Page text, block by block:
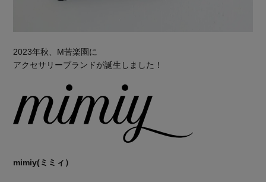
2023年秋、M苦楽園に
アクセサリーブランドが誕生しました！
mimiy(ミミィ）